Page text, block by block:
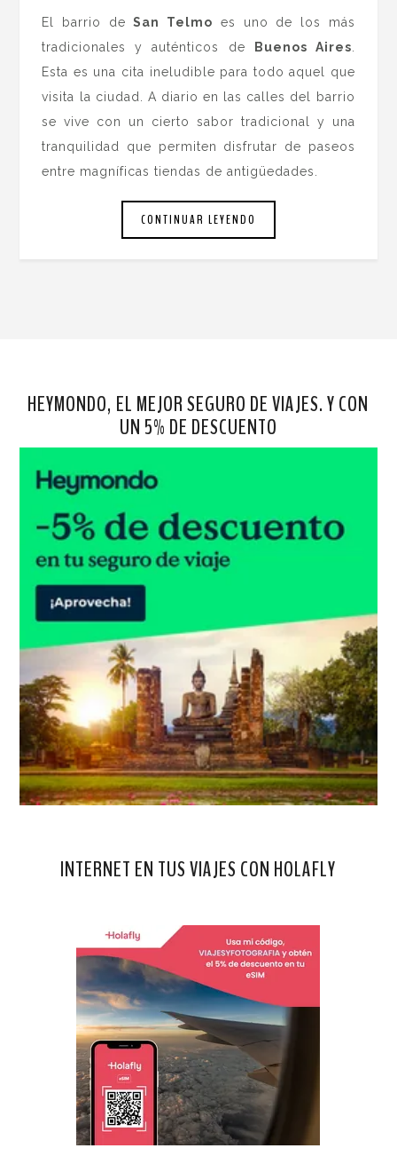
El barrio deSan Telmo es uno de los más
tradicionales y auténticos de
Buenos Aires
Esta es una cita ineludible para todo aquel que
visita la ciudad. A diario en las calles del barrio
se vive con un cierto sabor tradicional y una
tranquilidad que permiten disfrutar de paseos
entre magníficas tiendas de antigüedades.
CONTINUAR LEYENDO
HEYMONDO, EL MEJOR SEGURO DE VIAJES. Y CON
UN 5% DE DESCUENTO
INTERNET EN TUS VIAJES CON HOLAFLY